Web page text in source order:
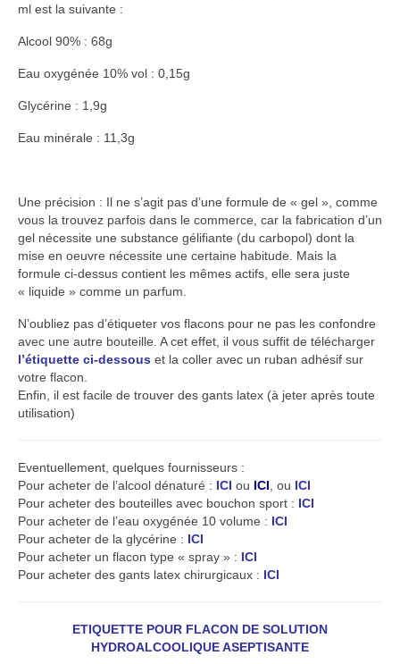
ml est la suivante :
Alcool 90% : 68g
Eau oxygénée 10% vol : 0,15g
Glycérine : 1,9g
Eau minérale : 11,3g
Une précision : Il ne s’agit pas d’une formule de « gel », comme
vous la trouvez parfois dans le commerce, car la fabrication d’un
gel nécessite une substance gélifiante (du carbopol) dont la
mise en oeuvre nécessite une certaine habitude. Mais la
formule ci-dessus contient les mêmes actifs, elle sera juste
« liquide » comme un parfum.
N’oubliez pas d’étiqueter vos flacons pour ne pas les confondre
avec une autre bouteille. A cet effet, il vous suffit de télécharger
l’étiquette ci-dessous et la coller avec un ruban adhésif sur
votre flacon.
Enfin, il est facile de trouver des gants latex (à jeter après toute
utilisation)
Eventuellement, quelques fournisseurs :
Pour acheter de l’alcool dénaturé : ICI ou ICI , ou ICI
Pour acheter des bouteilles avec bouchon sport : ICI
Pour acheter de l’eau oxygénée 10 volume : ICI
Pour acheter de la glycérine : ICI
Pour acheter un flacon type « spray » : ICI
Pour acheter des gants latex chirurgicaux : ICI
ETIQUETTE POUR FLACON DE SOLUTION
HYDROALCOOLIQUE ASEPTISANTE